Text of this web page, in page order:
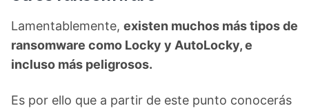
Lamentablemente, existen muchos más tipos de
ransomware como Locky y AutoLocky, e
incluso más peligrosos.
Es por ello que a partir de este punto conocerás